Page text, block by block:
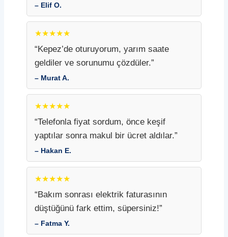
– Elif O.
★★★★★
“Kepez’de oturuyorum, yarım saate
geldiler ve sorunumu çözdüler.”
– Murat A.
★★★★★
“Telefonla fiyat sordum, önce keşif
yaptılar sonra makul bir ücret aldılar.”
– Hakan E.
★★★★★
“Bakım sonrası elektrik faturasının
düştüğünü fark ettim, süpersiniz!”
– Fatma Y.